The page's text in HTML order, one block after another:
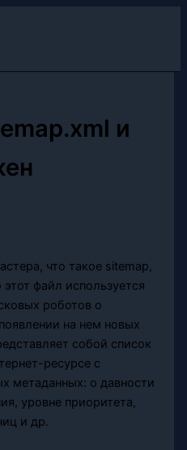
и
что такое sitemap,
файл используется
роботов о
на нем новых
собой список
ресурсе с
метаданных: о давности
уровне приоритета,
и др.